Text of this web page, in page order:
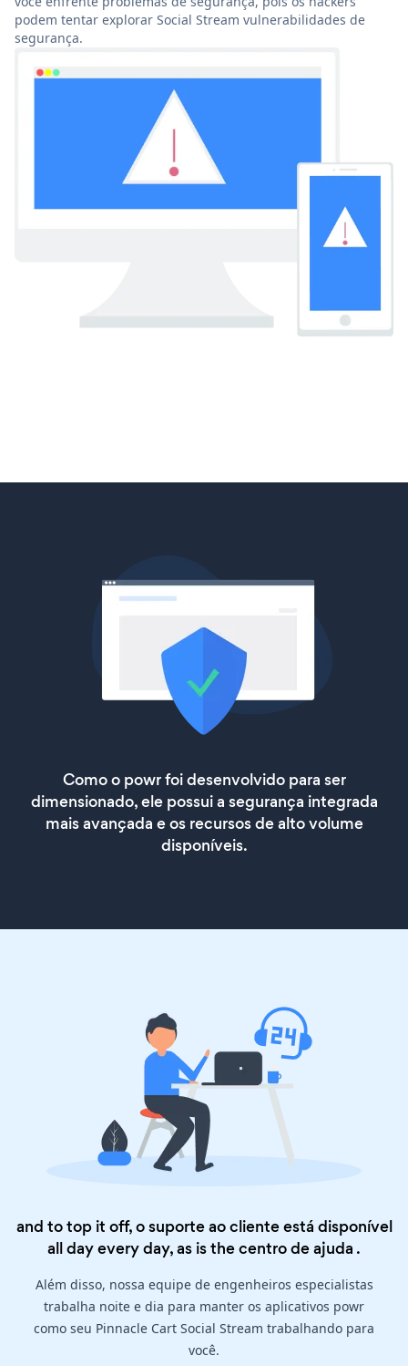
podem tentar explorar Social Stream vulnerabilidades de
segurança.
Como o powr foi desenvolvido para ser
dimensionado, ele possui a segurança integrada
mais avançada e os recursos de alto volume
disponíveis.
and to top it off, o suporte ao cliente está disponível
all day every day, as is thecentro de ajuda .
Além disso, nossa equipe de engenheiros especialistas
trabalha noite e dia para manter os aplicativos powr
como seu Pinnacle Cart Social Stream trabalhando para
você.